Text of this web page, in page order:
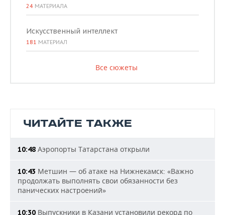
24 МАТЕРИАЛА
Искусственный интеллект
181 МАТЕРИАЛ
Все сюжеты
ЧИТАЙТЕ ТАКЖЕ
10:48 Аэропорты Татарстана открыли
10:43 Метшин — об атаке на Нижнекамск: «Важно
продолжать выполнять свои обязанности без
панических настроений»
10:30 Выпускники в Казани установили рекорд по